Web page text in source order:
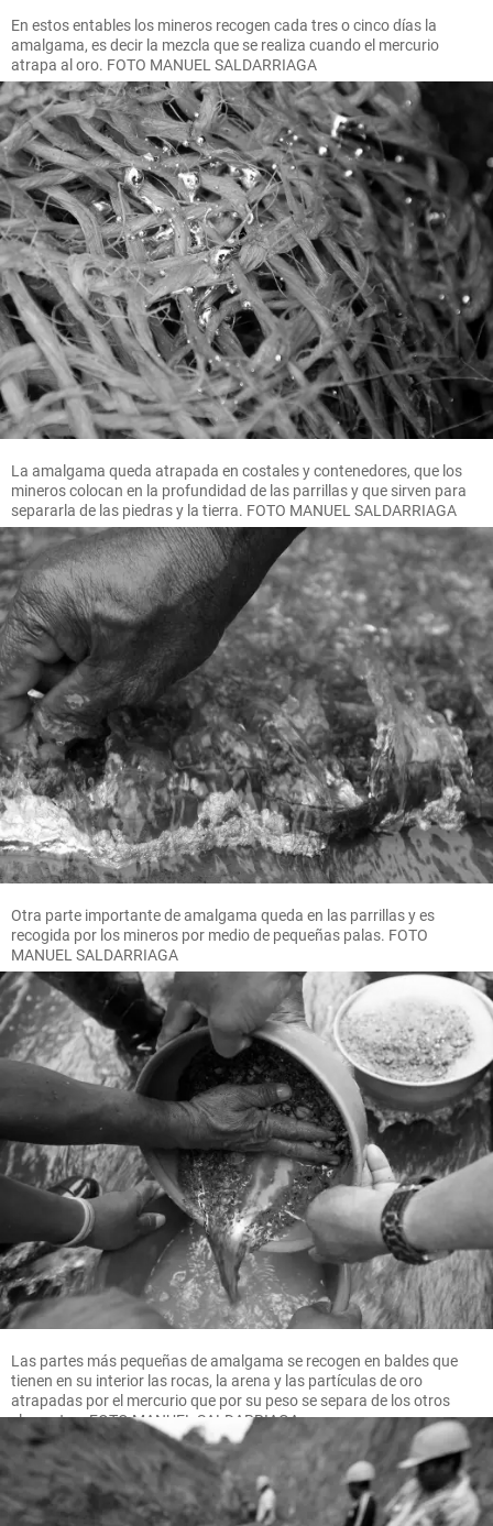
En estos entables los mineros recogen cada tres o cinco días la
amalgama, es decir la mezcla que se realiza cuando el mercurio
atrapa al oro. FOTO MANUEL SALDARRIAGA
La amalgama queda atrapada en costales y contenedores, que los
mineros colocan en la profundidad de las parrillas y que sirven para
separarla de las piedras y la tierra. FOTO MANUEL SALDARRIAGA
Otra parte importante de amalgama queda en las parrillas y es
recogida por los mineros por medio de pequeñas palas. FOTO
MANUEL SALDARRIAGA
Las partes más pequeñas de amalgama se recogen en baldes que
tienen en su interior las rocas, la arena y las partículas de oro
atrapadas por el mercurio que por su peso se separa de los otros
elementos. FOTO MANUEL SALDARRIAGA